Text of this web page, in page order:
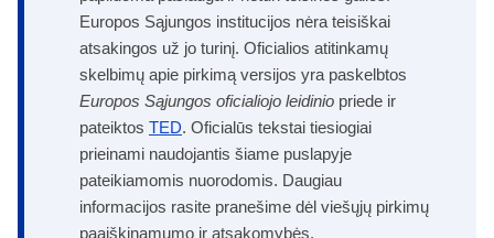
Europos Sąjungos institucijos nėra teisiškai
atsakingos už jo turinį. Oficialios atitinkamų
skelbimų apie pirkimą versijos yra paskelbtos
Europos Sąjungos oficialiojo leidinio priede ir
pateiktos TED. Oficialūs tekstai tiesiogiai
prieinami naudojantis šiame puslapyje
pateikiamomis nuorodomis. Daugiau
informacijos rasite pranešime dėl viešųjų pirkimų
paaiškinamumo ir atsakomybės.